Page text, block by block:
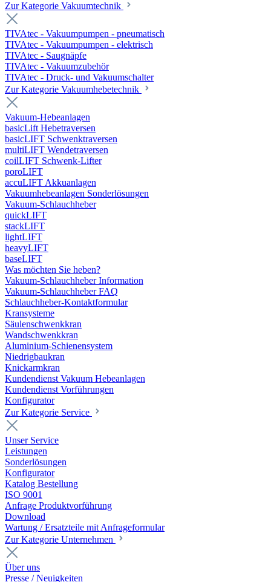
Zur Kategorie Vakuumtechnik
TIVAtec - Vakuumpumpen - pneumatisch
TIVAtec - Vakuumpumpen - elektrisch
TIVAtec - Saugnäpfe
TIVAtec - Vakuumzubehör
TIVAtec - Druck- und Vakuumschalter
Zur Kategorie Vakuumhebetechnik
Vakuum-Hebeanlagen
basicLift Hebetraversen
basicLIFT Schwenktraversen
multiLIFT Wendetraversen
coilLIFT Schwenk-Lifter
poroLIFT
accuLIFT Akkuanlagen
Vakuumhebeanlagen Sonderlösungen
Vakuum-Schlauchheber
quickLIFT
stackLIFT
lightLIFT
heavyLIFT
baseLIFT
Was möchten Sie heben?
Vakuum-Schlauchheber Information
Vakuum-Schlauchheber FAQ
Schlauchheber-Kontaktformular
Kransysteme
Säulenschwenkkran
Wandschwenkkran
Aluminium-Schienensystem
Niedrigbaukran
Knickarmkran
Kundendienst Vakuum Hebeanlagen
Kundendienst Vorführungen
Konfigurator
Zur Kategorie Service
Unser Service
Leistungen
Sonderlösungen
Konfigurator
Katalog Bestellung
ISO 9001
Anfrage Produktvorführung
Download
Wartung / Ersatzteile mit Anfrageformular
Zur Kategorie Unternehmen
Über uns
Presse / Neuigkeiten